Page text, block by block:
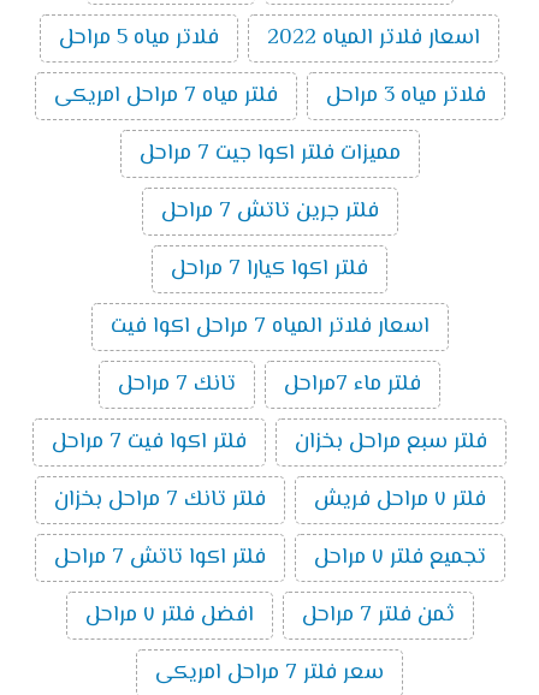
اسعار فلاتر المياه 2022
فلاتر مياه 5 مراحل
فلاتر مياه 3 مراحل
فلتر مياه 7 مراحل امريكى
مميزات فلتر اكوا جيت 7 مراحل
فلتر جرين تاتش 7 مراحل
فلتر اكوا كيارا 7 مراحل
اسعار فلاتر المياه 7 مراحل اكوا فيت
فلتر ماء 7مراحل
تانك 7 مراحل
فلتر سبع مراحل بخزان
فلتر اكوا فيت 7 مراحل
فلتر ٧ مراحل فريش
فلتر تانك 7 مراحل بخزان
تجميع فلتر ٧ مراحل
فلتر اكوا تاتش 7 مراحل
ثمن فلتر 7 مراحل
افضل فلتر ٧ مراحل
سعر فلتر 7 مراحل امريكى